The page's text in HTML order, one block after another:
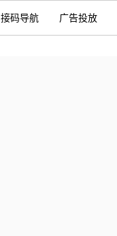
接码导航 广告投放